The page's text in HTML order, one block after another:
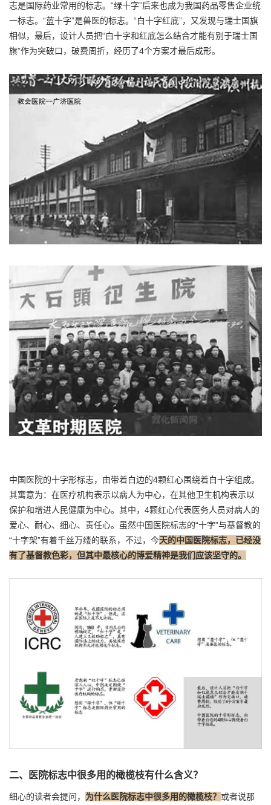
志是国际药业常用的标志。“绿十字”后来也成为我国药品零售企业统
一标志。“蓝十字”是兽医的标志。“白十字红底”，又发现与瑞士国旗
相似，最后，设计人员把“白十字和红底怎么结合才能有别于瑞士国
旗”作为突破口，破费周折，经历了4个方案才最后成形。
中国医院的十字形标志，由带着白边的4颗红心围绕着白十字组成。
其寓意为：在医疗机构表示以病人为中心，在其他卫生机构表示以
保护和增进人民健康为中心。其中，4颗红心代表医务人员对病人的
爱心、耐心、细心、责任心。虽然中国医院标志的“十字”与基督教的
“十字架”有着千丝万缕的联系，不过，今天的中国医院标志，已经没
有了基督教色彩，但其中最核心的博爱精神是我们应该坚守的。
二、医院标志中很多用的橄榄枝有什么含义？
细心的读者会提问， 为什么医院标志中很多用的橄榄枝？ 或者说那